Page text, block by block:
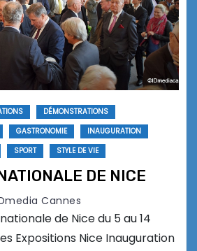
DÉMONSTRATIONS
GASTRONOMIE
INAUGURATION
SPORT STYLE DE VIE
DE NICE
Cannes
de Nice du 5 au 14
Expositions Nice Inauguration